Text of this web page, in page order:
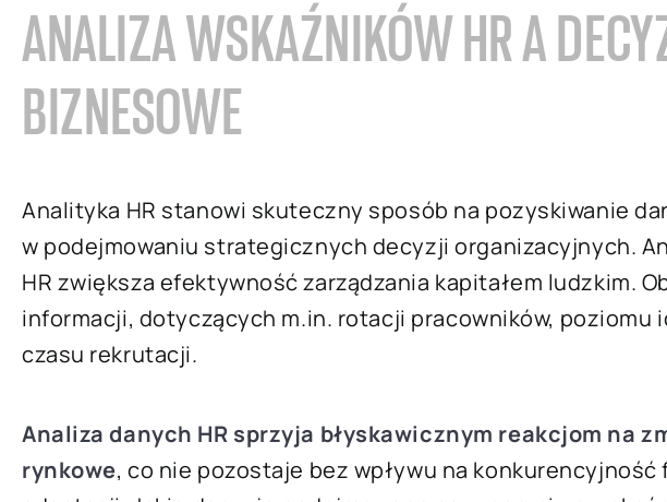
ANALIZA WSKAŹNIKÓW HR A
BIZNESOWE
Analityka HR stanowi skuteczny sposób na pozyskiwanie
w podejmowaniu strategicznych decyzji organizacyjnych.
HR zwiększa efektywność zarządzania kapitałem ludzkim.
informacji, dotyczących m.in. rotacji pracowników, poziomu
czasu rekrutacji.
Analiza danych HR sprzyja błyskawicznym reakcjom na
rynkowe, co nie pozostaje bez wpływu na